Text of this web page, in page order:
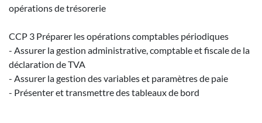
opérations de trésorerie
CCP 3 Préparer les opérations comptables périodiques
- Assurer la gestion administrative, comptable et fiscale de la
déclaration de TVA
- Assurer la gestion des variables et paramètres de paie
- Présenter et transmettre des tableaux de bord